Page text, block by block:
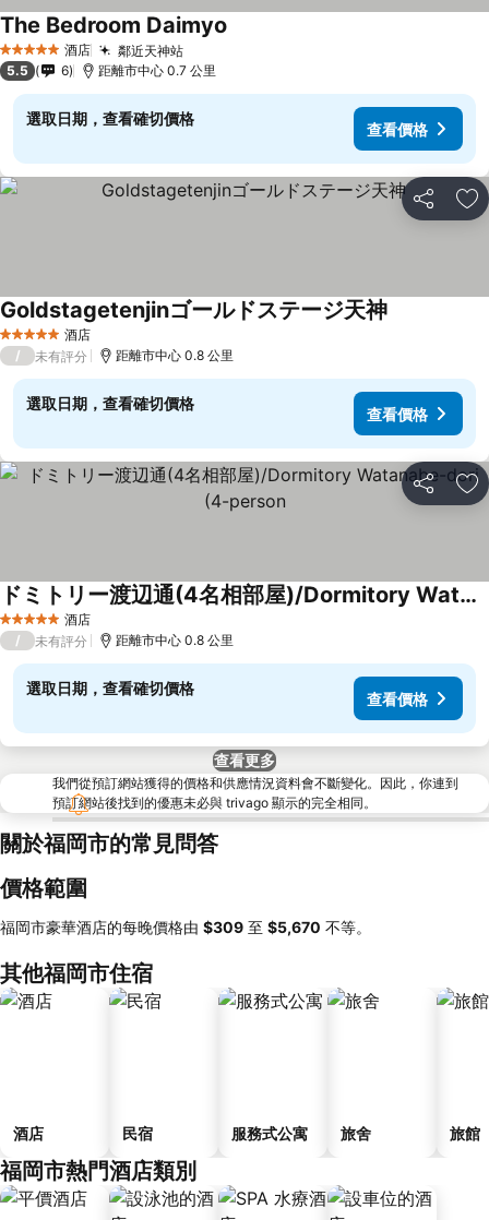
5 星級 酒店 鄰近天神站
The Bedroom Daimyo
5.5 6 距離市中心 0.7 公里
選取日期，查看確切價格
查看價格
分享 放
5 星級 酒店
Goldstagetenjinゴールドステージ天神
/ 未有評分 距離市中心 0.8 公里
選取日期，查看確切價格
查看價格
分享 放
5 星級 酒店
ドミトリー渡辺通(4名相部屋)/Dormitory Watanabe-dori (4-person
/ 未有評分 距離市中心 0.8 公里
選取日期，查看確切價格
查看價格
查看更多
我們從預訂網站獲得的價格和供應情況資料會不斷變化。因此，你連到
預訂網站後找到的優惠未必與 trivago 顯示的完全相同。
關於福岡市的常見問答
價格範圍
福岡市豪華酒店的每晚價格由 ‎$309 至 ‎$5,670 不等。
其他福岡市住宿
酒店 民宿 服務式公寓 旅舍 旅館
福岡市熱門酒店類別